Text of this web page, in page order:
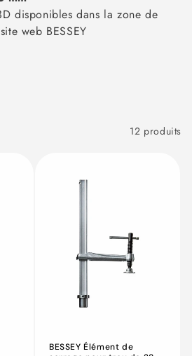
disponibles dans la zone de
web BESSEY
12 produits
BESSEY Élément de